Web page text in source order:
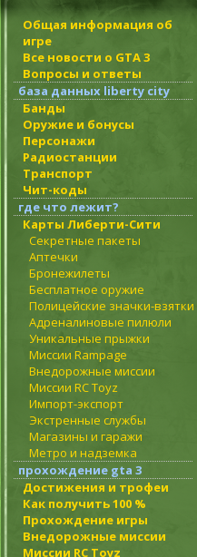
Общая информация об
игре
Все новости о GTA 3
Вопросы и ответы
база данных liberty city
Банды
Оружие и бонусы
Персонажи
Радиостанции
Транспорт
Чит-коды
где что лежит?
Карты Либерти-Сити
Секретные пакеты
Аптечки
Бронежилеты
Бесплатное оружие
Полицейские значки-взятки
Адреналиновые пилюли
Уникальные прыжки
Миссии Rampage
Внедорожные миссии
Миссии RC Toyz
Импорт-экспорт
Экстренные службы
Магазины и гаражи
Метро и надземка
прохождение gta 3
Достижения и трофеи
Как получить 100 %
Прохождение игры
Внедорожные миссии
Миссии RC Toyz